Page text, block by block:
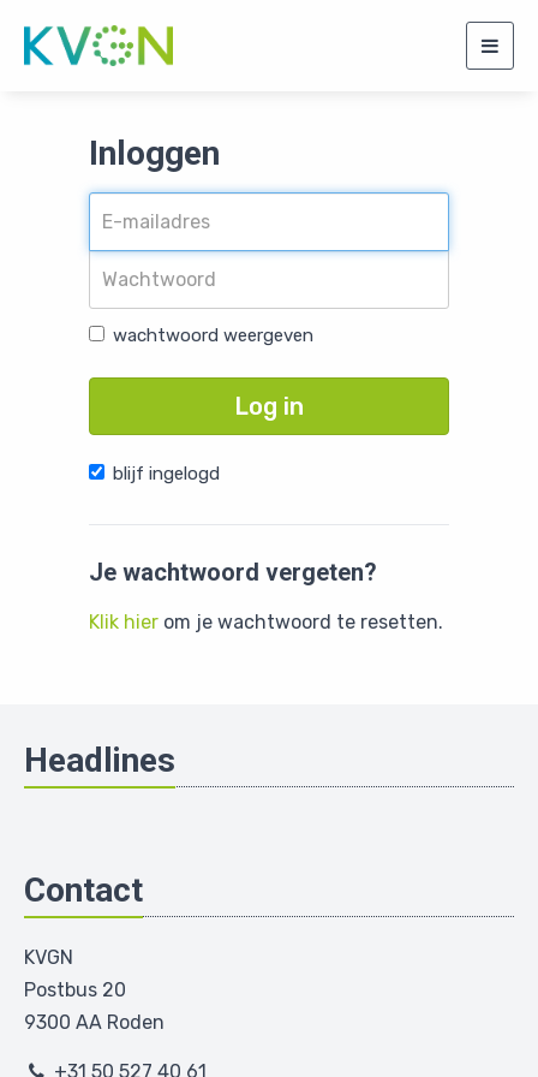
Inloggen
wachtwoord weergeven
Log in
blijf ingelogd
Je wachtwoord vergeten?
Klik hier om je wachtwoord te resetten.
Headlines
Contact
KVGN
Postbus 20
9300 AA Roden
+31 50 527 40 61